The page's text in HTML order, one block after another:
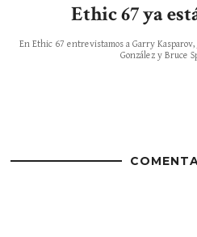
Ethic 67 ya
En Ethic 67 entrevistamos a Garry
González y Bruce